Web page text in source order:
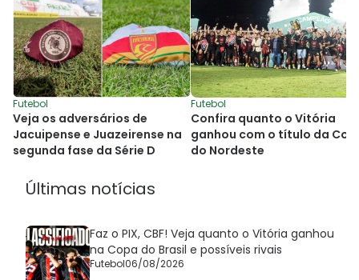
Futebol
Veja os adversários de
Jacuipense e Juazeirense na
segunda fase da Série D
Futebol
Confira quanto o Vitória
ganhou com o título da
do Nordeste
Últimas notícias
Faz o PIX, CBF! Veja quanto o Vitória ganhou
na Copa do Brasil e possíveis rivais
Futebol06/08/2026